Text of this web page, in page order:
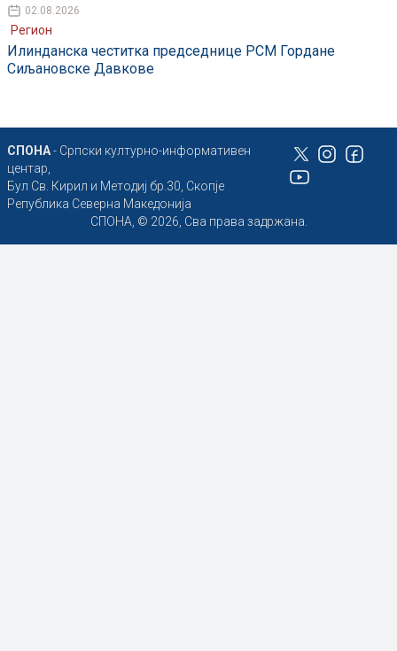
02.08.2026
Регион
Илинданска честитка председнице РСМ Гордане
Сиљановске Давкове
СПОНА- Српски културно-информативен
центар,
Бул Св. Кирил и Методиј бр.30, Скопје
Република Северна Македонија
СПОНА, © 2026, Сва права задржана.